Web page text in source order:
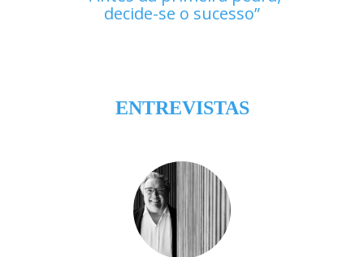
decide-se o sucesso
ENTREVISTAS